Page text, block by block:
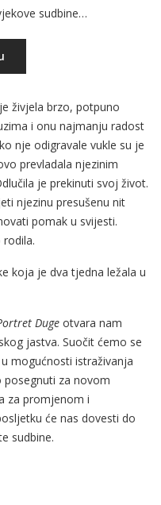
sudbine…
živjela brzo, potpuno
i onu najmanju radost
nje odigravale vukle su je
prevladala njezinim
je prekinuti svoj život.
njezinu presušenu nit
pomak u svijesti.
koja je dva tjedna ležala u
Duge otvara nam
jastva. Suočit ćemo se
mogućnosti istraživanja
posegnuti za novom
za promjenom i
će nas dovesti do
sudbine.